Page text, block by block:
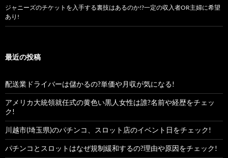
ジャニーズのチケットを入手する裏技はあるのか!?一定の収入者OR主婦に希望
あり!
最近の投稿
配送業ドライバーは儲かるの?単価や月収が気になる!
アメリカ大統領就任式の黄色い黒人女性は誰?名前や経歴をチェッ
ク!
川越市(埼玉県)のパチンコ、スロット店のイベント日をチェック!
パチンコとスロットはなぜ規制緩和するの?理由や原因をチェック!